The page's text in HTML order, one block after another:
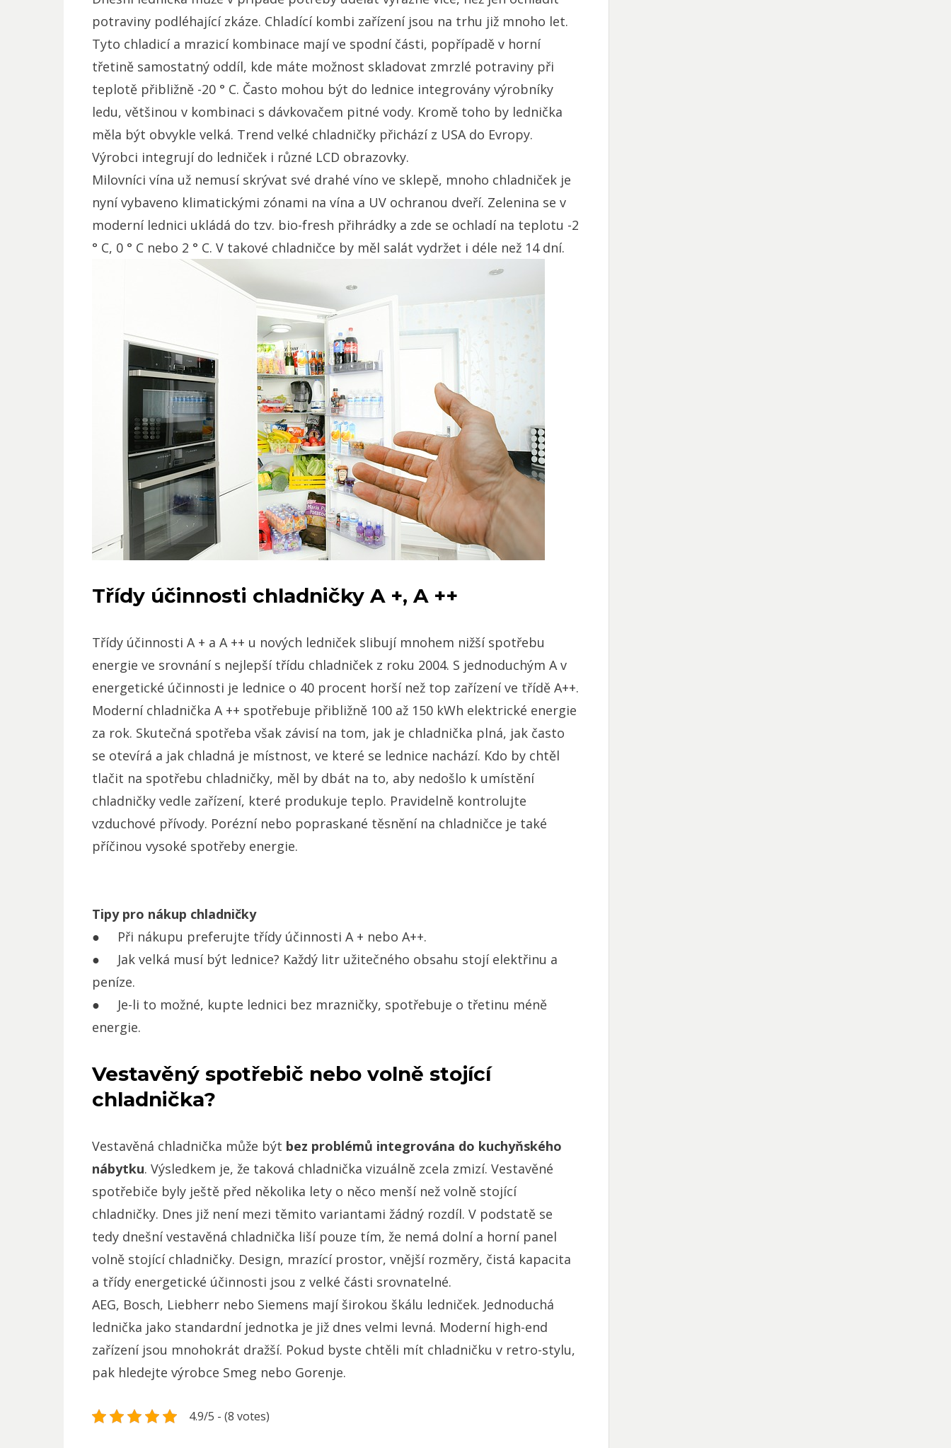
potraviny podléhající zkáze. Chladící kombi zařízení jsou na trhu již mnoho let.
Tyto chladicí a mrazicí kombinace mají ve spodní části, popřípadě v horní
třetině samostatný oddíl, kde máte možnost skladovat zmrzlé potraviny při
teplotě přibližně -20 ° C. Často mohou být do lednice integrovány výrobníky
ledu, většinou v kombinaci s dávkovačem pitné vody. Kromě toho by lednička
měla být obvykle velká. Trend velké chladničky přichází z USA do Evropy.
Výrobci integrují do ledniček i různé LCD obrazovky.
Milovníci vína už nemusí skrývat své drahé víno ve sklepě, mnoho chladniček je
nyní vybaveno klimatickými zónami na vína a UV ochranou dveří. Zelenina se v
moderní lednici ukládá do tzv. bio-fresh přihrádky a zde se ochladí na teplotu -2
° C, 0 ° C nebo 2 ° C. V takové chladničce by měl salát vydržet i déle než 14 dní.
Třídy účinnosti chladničky A +, A ++
Třídy účinnosti A + a A ++ u nových ledniček slibují mnohem nižší spotřebu
energie ve srovnání s nejlepší třídu chladniček z roku 2004. S jednoduchým A v
energetické účinnosti je lednice o 40 procent horší než top zařízení ve třídě A++.
Moderní chladnička A ++ spotřebuje přibližně 100 až 150 kWh elektrické energie
za rok. Skutečná spotřeba však závisí na tom, jak je chladnička plná, jak často
se otevírá a jak chladná je místnost, ve které se lednice nachází. Kdo by chtěl
tlačit na spotřebu chladničky, měl by dbát na to, aby nedošlo k umístění
chladničky vedle zařízení, které produkuje teplo. Pravidelně kontrolujte
vzduchové přívody. Porézní nebo popraskané těsnění na chladničce je také
příčinou vysoké spotřeby energie.
Tipy pro nákup chladničky
● Při nákupu preferujte třídy účinnosti A + nebo A++.
● Jak velká musí být lednice? Každý litr užitečného obsahu stojí elektřinu a
peníze.
● Je-li to možné, kupte lednici bez mrazničky, spotřebuje o třetinu méně
energie.
Vestavěný spotřebič nebo volně stojící
chladnička?
Vestavěná chladnička může být bez problémů integrována do kuchyňského
nábytku. Výsledkem je, že taková chladnička vizuálně zcela zmizí. Vestavěné
spotřebiče byly ještě před několika lety o něco menší než volně stojící
chladničky. Dnes již není mezi těmito variantami žádný rozdíl. V podstatě se
tedy dnešní vestavěná chladnička liší pouze tím, že nemá dolní a horní panel
volně stojící chladničky. Design, mrazící prostor, vnější rozměry, čistá kapacita
a třídy energetické účinnosti jsou z velké části srovnatelné.
AEG, Bosch, Liebherr nebo Siemens mají širokou škálu ledniček. Jednoduchá
lednička jako standardní jednotka je již dnes velmi levná. Moderní high-end
zařízení jsou mnohokrát dražší. Pokud byste chtěli mít chladničku v retro-stylu,
pak hledejte výrobce Smeg nebo Gorenje.
4.9/5 - (8 votes)